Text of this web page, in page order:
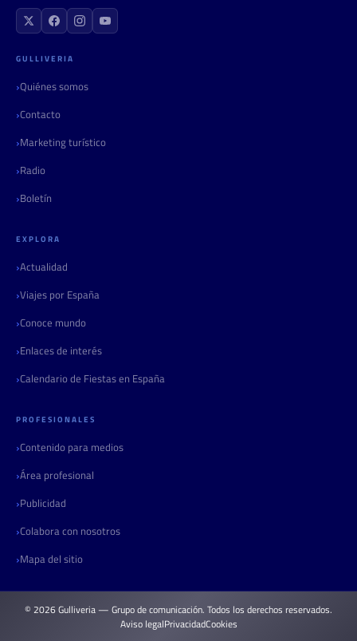
GULLIVERIA
Quiénes somos
Contacto
Marketing turístico
Radio
Boletín
EXPLORA
Actualidad
Viajes por España
Conoce mundo
Enlaces de interés
Calendario de Fiestas en España
PROFESIONALES
Contenido para medios
Área profesional
Publicidad
Colabora con nosotros
Mapa del sitio
© 2026 Gulliveria — Grupo de comunicación. Todos los derechos reservados.
Aviso legalPrivacidadCookies